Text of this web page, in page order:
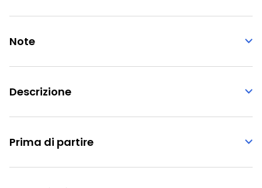
Note
Descrizione
Prima di partire